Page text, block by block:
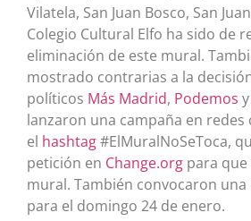
Vilatela, San Juan Bosco, San
Colegio Cultural Elfo ha sido de
eliminación de este mural.
mostrado contrarias a la
políticos Más Madrid, Podemos y
lanzaron una campaña en redes
el hashtag#ElMuralNoSeToca,
petición en Change.org para
mural.​ También convocaron
para el domingo 24 de enero.​